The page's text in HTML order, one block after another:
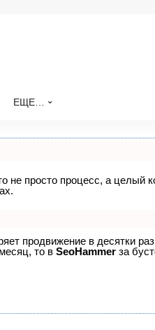
ЕЩЕ…
не просто процесс, а целый
продвижение в десятки
то в SeoHammer за